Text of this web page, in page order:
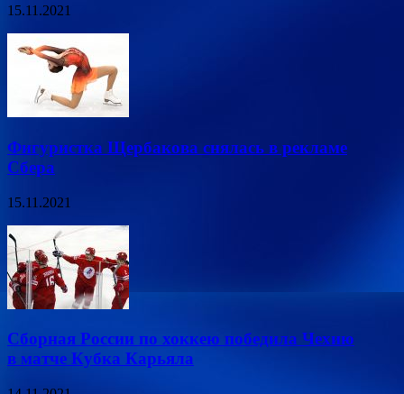
15.11.2021
Фигуристка Щербакова снялась в рекламе
Сбера
15.11.2021
Сборная России по хоккею победила Чехию
в матче Кубка Карьяла